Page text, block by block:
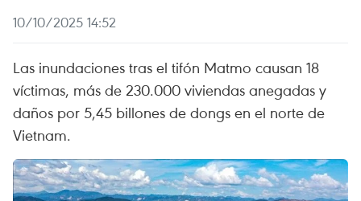
10/10/2025 14:52
Las inundaciones tras el tifón Matmo causan 18
víctimas, más de 230.000 viviendas anegadas y
daños por 5,45 billones de dongs en el norte de
Vietnam.